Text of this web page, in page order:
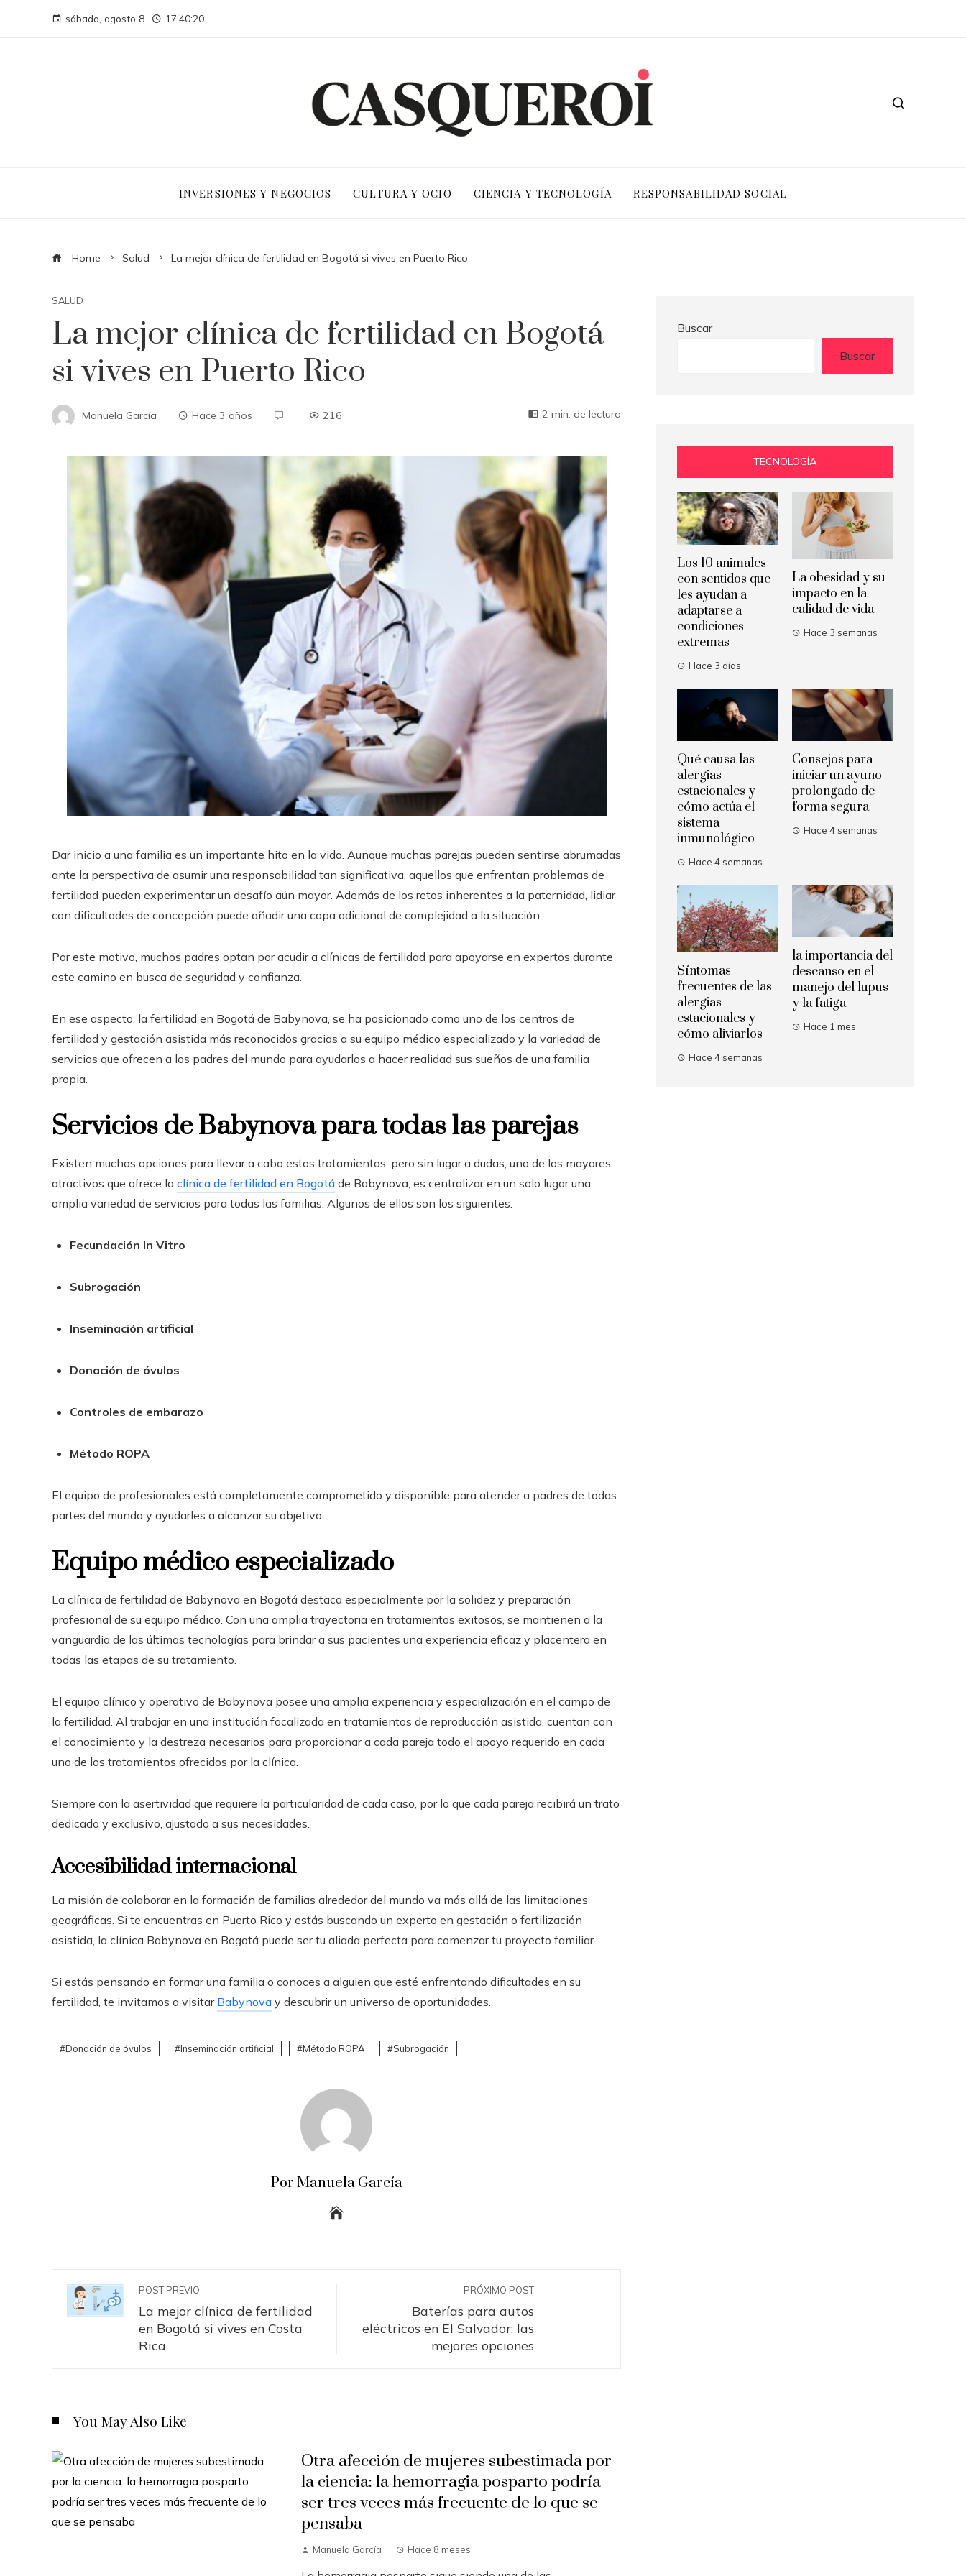
sábado, agosto 8 17:40:21
INVERSIONES Y NEGOCIOS CULTURA Y OCIO CIENCIA Y TECNOLOGÍA RESPONSABILIDAD SOCIAL
Home Salud La mejor clínica de fertilidad en Bogotá si vives en Puerto Rico
SALUD
La mejor clínica de fertilidad en Bogotá
si vives en Puerto Rico
Manuela García Hace 3 años 216 2 min. de lectura
Dar inicio a una familia es un importante hito en la vida. Aunque muchas parejas pueden sentirse abrumadas
ante la perspectiva de asumir una responsabilidad tan significativa, aquellos que enfrentan problemas de
fertilidad pueden experimentar un desafío aún mayor. Además de los retos inherentes a la paternidad, lidiar
con dificultades de concepción puede añadir una capa adicional de complejidad a la situación.
Por este motivo, muchos padres optan por acudir a clínicas de fertilidad para apoyarse en expertos durante
este camino en busca de seguridad y confianza.
En ese aspecto, la fertilidad en Bogotá de Babynova , se ha posicionado como uno de los centros de
fertilidad y gestación asistida más reconocidos gracias a su equipo médico especializado y la variedad de
servicios que ofrecen a los padres del mundo para ayudarlos a hacer realidad sus sueños de una familia
propia.
Servicios de Babynova para todas las parejas
Existen muchas opciones para llevar a cabo estos tratamientos, pero sin lugar a dudas, uno de los mayores
atractivos que ofrece la clínica de fertilidad en Bogotá de Babynova , es centralizar en un solo lugar una
amplia variedad de servicios para todas las familias. Algunos de ellos son los siguientes:
Fecundación In Vitro
Subrogación
Inseminación artificial
Donación de óvulos
Controles de embarazo
Método ROPA
El equipo de profesionales está completamente comprometido y disponible para atender a padres de todas
partes del mundo y ayudarles a alcanzar su objetivo.
Equipo médico especializado
La clínica de fertilidad de Babynova en Bogotá destaca especialmente por la solidez y preparación
profesional de su equipo médico. Con una amplia trayectoria en tratamientos exitosos, se mantienen a la
vanguardia de las últimas tecnologías para brindar a sus pacientes una experiencia eficaz y placentera en
todas las etapas de su tratamiento.
El equipo clínico y operativo de Babynova posee una amplia experiencia y especialización en el campo de
la fertilidad. Al trabajar en una institución focalizada en tratamientos de reproducción asistida, cuentan con
el conocimiento y la destreza necesarios para proporcionar a cada pareja todo el apoyo requerido en cada
uno de los tratamientos ofrecidos por la clínica.
Siempre con la asertividad que requiere la particularidad de cada caso, por lo que cada pareja recibirá un trato
dedicado y exclusivo, ajustado a sus necesidades.
Accesibilidad internacional
La misión de colaborar en la formación de familias alrededor del mundo va más allá de las limitaciones
geográficas. Si te encuentras en Puerto Rico y estás buscando un experto en gestación o fertilización
asistida, la clínica Babynova en Bogotá puede ser tu aliada perfecta para comenzar tu proyecto familiar.
Si estás pensando en formar una familia o conoces a alguien que esté enfrentando dificultades en su
fertilidad, te invitamos a visitar Babynova y descubrir un universo de oportunidades.
Donación de óvulos Inseminación artificial Método ROPA Subrogación
Por Manuela García
POST PREVIO
La mejor clínica de fertilidad
en Bogotá si vives en Costa
Rica
PRÓXIMO POST
Baterías para autos
eléctricos en El Salvador: las
mejores opciones
You May Also Like
Otra afección de mujeres subestimada por
la ciencia: la hemorragia posparto podría
ser tres veces más frecuente de lo que se
pensaba
Manuela García Hace 8 meses
Buscar
Buscar
TECNOLOGÍA
Los 10 animales
con sentidos que
les ayudan a
adaptarse a
condiciones
extremas
Hace 3 días
La obesidad y su
impacto en la
calidad de vida
Hace 3 semanas
Qué causa las
alergias
estacionales y
cómo actúa el
sistema
inmunológico
Hace 4 semanas
Consejos para
iniciar un ayuno
prolongado de
forma segura
Hace 4 semanas
Síntomas
frecuentes de las
alergias
estacionales y
cómo aliviarlos
Hace 4 semanas
la importancia del
descanso en el
manejo del lupus
y la fatiga
Hace 1 mes